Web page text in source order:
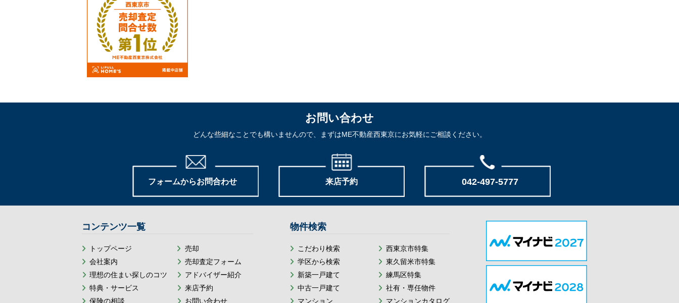
お問い合わせ
どんな些細なことでも構いませんので、まずはME不動産西東京にお気軽にご相談ください。
フォームからお問合わせ 来店予約 042-497-5777
コンテンツ一覧
トップページ
会社案内
理想の住まい探しのコツ
特典・サービス
保険の相談
売却
売却査定フォーム
アドバイザー紹介
来店予約
お問い合わせ
物件検索
こだわり検索
学区から検索
新築一戸建て
中古一戸建て
マンション
西東京市特集
東久留米市特集
練馬区特集
社有・専任物件
マンションカタログ